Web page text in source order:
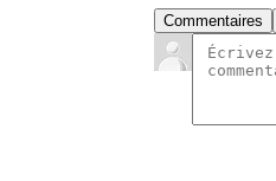
Commentaires